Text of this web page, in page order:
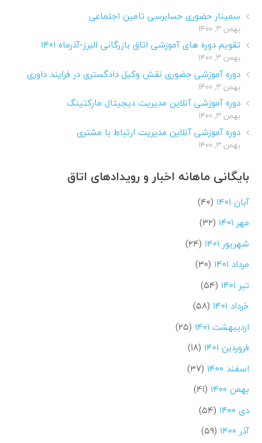
سمینار حضوری حسابرسی تامین اجتماعی
بهمن ۳, ۱۴۰۰
تقویم دوره های آموزشی اتاق بازرگانی البرز-آذرماه ۱۴۰۱
بهمن ۳, ۱۴۰۰
دوره آموزشی حضوری نقش وکیل دادگستری در فرایند داوری
بهمن ۳, ۱۴۰۰
دوره آموزشی آنلاین مدیریت دیجیتال مارکتینگ
بهمن ۳, ۱۴۰۰
دوره آموزشی آنلاین مدیریت ارتباط با مشتری
بهمن ۳, ۱۴۰۰
بایگانی ماهانه اخبار و رویدادهای اتاق
آبان ۱۴۰۱
(۴۰)
مهر ۱۴۰۱
(۳۲)
شهریور ۱۴۰۱
(۲۴)
مرداد ۱۴۰۱
(۳۰)
تیر ۱۴۰۱
(۵۴)
خرداد ۱۴۰۱
(۵۸)
اردیبهشت ۱۴۰۱
(۲۵)
فروردین ۱۴۰۱
(۱۸)
اسفند ۱۴۰۰
(۳۷)
بهمن ۱۴۰۰
(۴۱)
دی ۱۴۰۰
(۵۴)
آذر ۱۴۰۰
(۵۹)